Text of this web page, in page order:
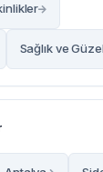
Sağlık ve